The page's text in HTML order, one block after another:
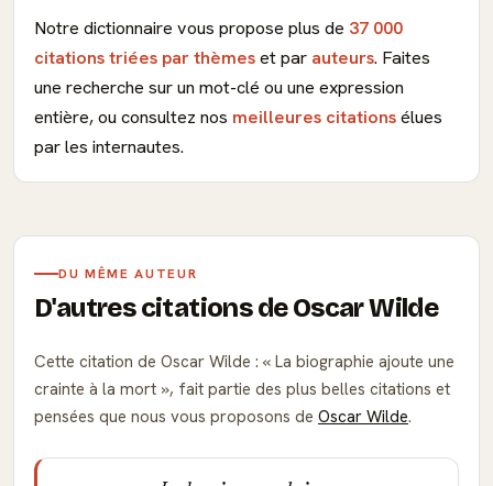
Notre dictionnaire vous propose plus de 37 000
citations triées par thèmeset par auteurs. Faites
une recherche sur un mot-clé ou une expression
entière, ou consultez nos meilleures citationsélues
par les internautes.
DU MÊME AUTEUR
D'autres citations de Oscar Wilde
Cette citation de Oscar Wilde :
La biographie ajoute une
crainte à la mort , fait partie des plus belles citations et
pensées que nous vous proposons de Oscar Wilde.